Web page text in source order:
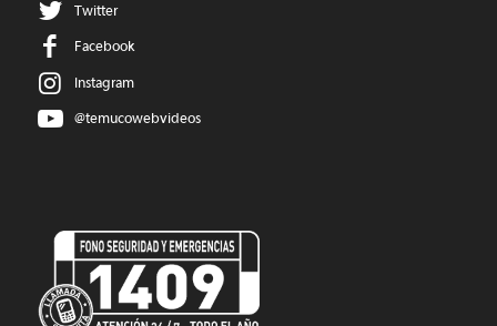
Twitter
Facebook
Instagram
@temucowebvideos